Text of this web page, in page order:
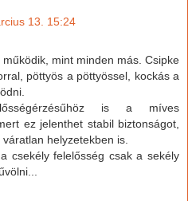
13. 15:24
mint minden más. Csipke
pöttyös a pöttyössel, kockás a
is a míves
ez jelenthet stabil biztonságot,
helyzetekben is.
csekély felelősség csak a sekély